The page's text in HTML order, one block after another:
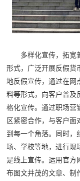
多样化宣传，拓宽
形式，广泛开展反假货
地反假宣传，通过在网
料等形式，向客户普及
格化宣传。通过职场营
区紧密合作，与客户
到每一个角落。同时，
场、学校等地，进行现
是线上宣传。运用官方
布图文并茂的文章、制